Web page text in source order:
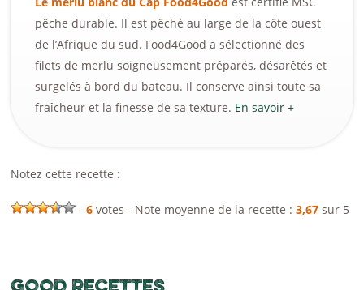
pêche durable. Il est pêché au large de la côte ouest
de l’Afrique du sud. Food4Good a sélectionné des
filets de merlu soigneusement préparés, désarêtés et
surgelés à bord du bateau. Il conserve ainsi toute sa
fraîcheur et la finesse de sa texture. En savoir +
Notez cette recette :
-6 votes - Note moyenne de la recette :3,67 sur 5
GOOD RECETTES